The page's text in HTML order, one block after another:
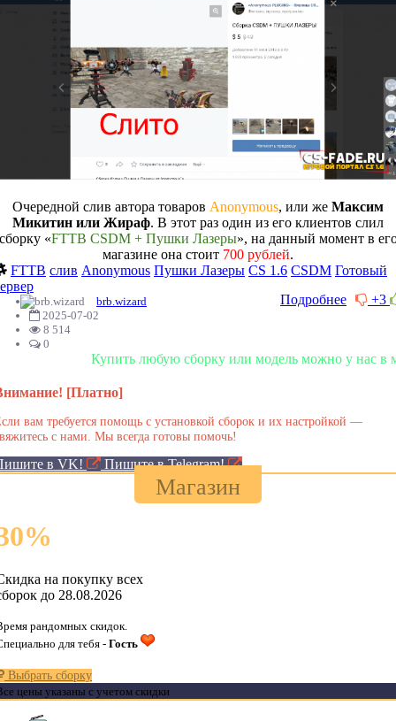
Очередной слив автора товаров Anonymous, или же Максим
Микитин или Жираф. В этот раз один из его клиентов слил
«FTTB CSDM + Пушки Лазеры», на данный момент в
магазине она стоит 700 рублей.
FTTB слив Anonymous Пушки Лазеры CS 1.6 CSDM Готовый
+3
Подробнее
brb.wizard
2025-07-02
8 514
0
Купить любую сборку или модель можно у нас в магазине!
[Платно]
вам требуется помощь с установкой сборок и их настройкой —
с нами. Мы всегда готовы помочь!
в VK! Пишите в Telegram!
Магазин
%
на покупку всех
до 28.08.2026
рандомных скидок.
для тебя - Гость
Выбрать сборку
цены указаны с учетом скидки